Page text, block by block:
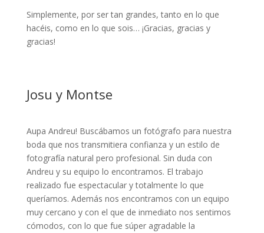
Simplemente, por ser tan grandes, tanto en lo que
hacéis, como en lo que sois… ¡Gracias, gracias y
gracias!
Josu y Montse
Aupa Andreu! Buscábamos un fotógrafo para nuestra
boda que nos transmitiera confianza y un estilo de
fotografía natural pero profesional. Sin duda con
Andreu y su equipo lo encontramos. El trabajo
realizado fue espectacular y totalmente lo que
queríamos. Además nos encontramos con un equipo
muy cercano y con el que de inmediato nos sentimos
cómodos, con lo que fue súper agradable la